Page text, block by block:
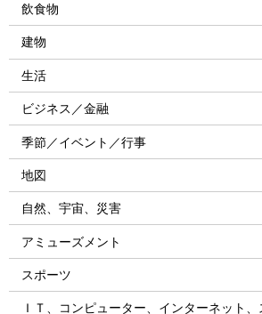
飲食物
建物
生活
ビジネス／金融
季節／イベント／行事
地図
自然、宇宙、災害
アミューズメント
スポーツ
ＩＴ、コンピューター、インターネット